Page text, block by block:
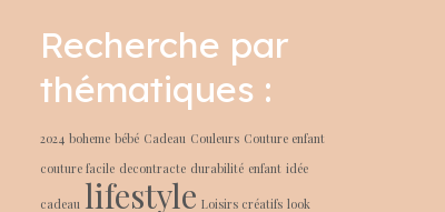
:Recherche par
thématiques :
2024 boheme bébé Cadeau Couleurs Couture enfant
couture facile decontracte durabilité enfant idée
cadeau lifestyle Loisirs créatifs look